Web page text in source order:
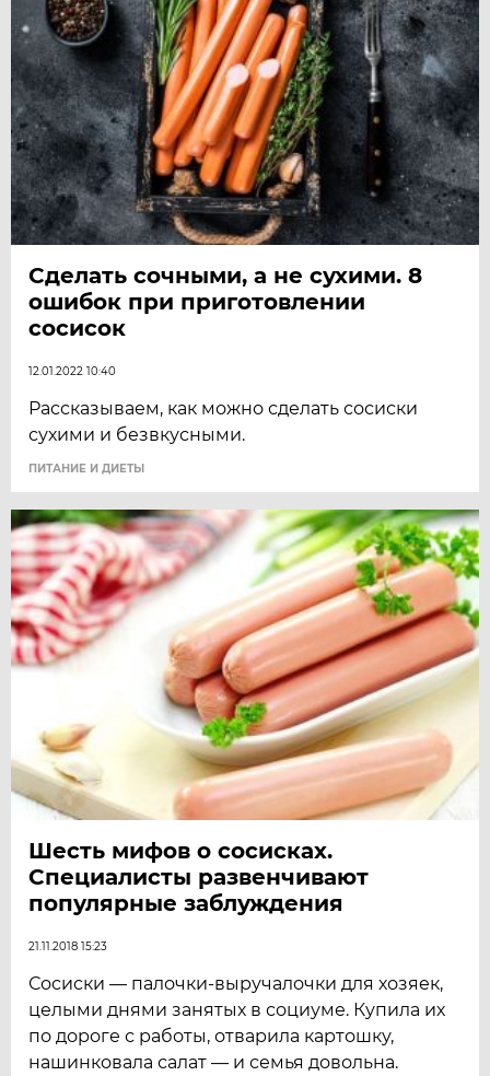
Сделать сочными, а не сухими. 8
ошибок при приготовлении
сосисок
12.01.2022 10:40
Рассказываем, как можно сделать сосиски
сухими и безвкусными.
ПИТАНИЕ И ДИЕТЫ
Шесть мифов о сосисках.
Специалисты развенчивают
популярные заблуждения
21.11.2018 15:23
Сосиски — палочки-выручалочки для хозяек,
целыми днями занятых в социуме. Купила их
по дороге с работы, отварила картошку,
нашинковала салат — и семья довольна.